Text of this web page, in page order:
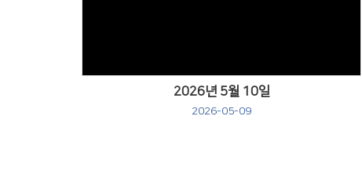
2026년 5월 10일
2026-05-09